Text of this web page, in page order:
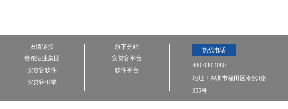
友情链接
贵粮酒业集团
安贷客软件
安贷客引擎
旗下分站
安贷客平台
软件平台
热线电话
400-030-1080
地址：深圳市福田区泰然3路
355号